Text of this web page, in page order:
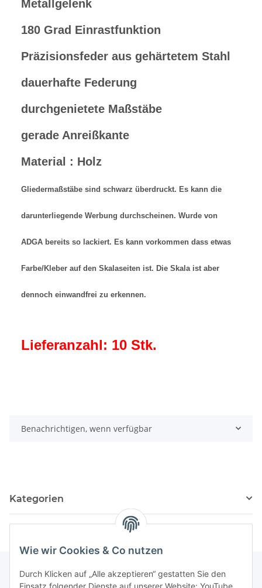
Metallgelenk
180 Grad Einrastfunktion
Präzisionsfeder aus gehärtetem Stahl
dauerhafte Federung
durchgenietete Maßstäbe
gerade Anreißkante
Material : Holz
Gliedermaßstäbe sind schwarz überdruckt. Es kann die
darunterliegende Werbung durchscheinen. Wurde von
ADGA bereits so lackiert. Es kann vorkommen dass etwas
Farbe/Kleber auf den Skalaseiten ist. Die Skala ist aber
dennoch einwandfrei zu erkennen.
Lieferanzahl: 10 Stk.
Benachrichtigen, wenn verfügbar
Kategorien
Wie wir Cookies & Co nutzen
Durch Klicken auf „Alle akzeptieren“ gestatten Sie den